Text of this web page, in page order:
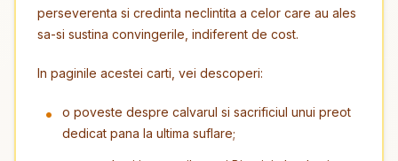
perseverenta si credinta neclintita a celor care au ales
sa-si sustina convingerile, indiferent de cost.
In paginile acestei carti, vei descoperi:
o poveste despre calvarul si sacrificiul unui preot
dedicat pana la ultima suflare;